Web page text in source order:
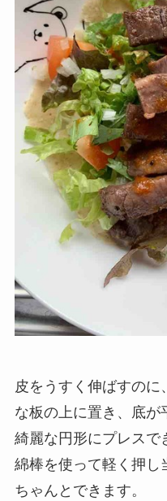
皮をうすく伸ばすのに
な板の上に置き、底が
綺麗な円形にプレスで
綿棒を使って軽く押し
ちゃんとできます。